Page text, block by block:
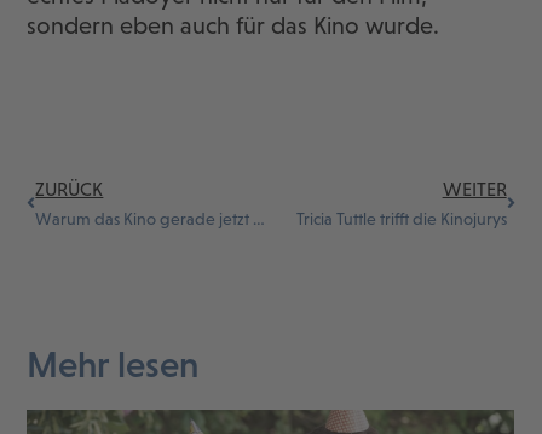
sondern eben auch für das Kino wurde.
ZURÜCK
Warum das Kino gerade jetzt unser wichtigster Kulturort ist – Gastbeitrag im Tagesspiegel
WEITER
Tricia Tuttle trifft die Kinojurys
Mehr lesen